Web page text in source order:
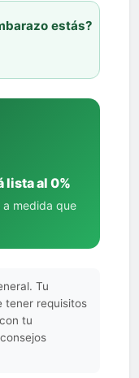
estás?
lista al 0%
a medida que
Tu
tener requisitos
tu